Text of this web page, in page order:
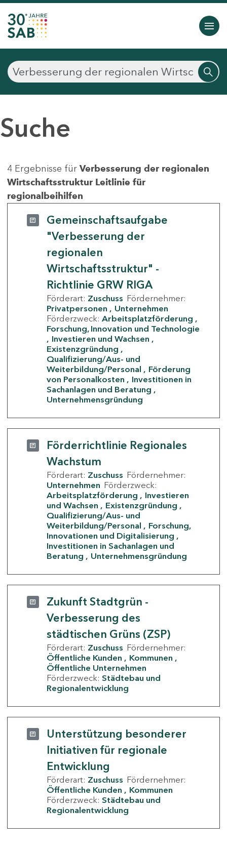
Suche
4 Ergebnisse für Verbesserung der regionalen
Wirtschaftsstruktur Leitlinie für
regionalbeihilfen
Gemeinschaftsaufgabe
"Verbesserung der
regionalen
Wirtschaftsstruktur" -
Richtlinie GRW RIGA
Förderart: Zuschuss Fördernehmer:
Privatpersonen
Unternehmen
Förderzweck: Arbeitsplatzförderung
Forschung, Innovation und Technologie
Investieren und Wachsen
Existenzgründung
Qualifizierung/Aus- und
Weiterbildung/Personal
Förderung
von Personalkosten
Investitionen in
Sachanlagen und Beratung
Unternehmensgründung
Förderrichtlinie Regionales
Wachstum
Förderart: Zuschuss Fördernehmer:
Unternehmen Förderzweck:
Arbeitsplatzförderung
Investieren
und Wachsen
Existenzgründung
Qualifizierung/Aus- und
Weiterbildung/Personal
Forschung,
Innovationen und Digitalisierung
Investitionen in Sachanlagen und
Beratung
Unternehmensgründung
Zukunft Stadtgrün -
Verbesserung des
städtischen Grüns (ZSP)
Förderart: Zuschuss Fördernehmer:
Öffentliche Kunden
Kommunen
Öffentliche Unternehmen
Förderzweck: Städtebau und
Regionalentwicklung
Unterstützung besonderer
Initiativen für regionale
Entwicklung
Förderart: Zuschuss Fördernehmer:
Öffentliche Kunden
Kommunen
Förderzweck: Städtebau und
Regionalentwicklung